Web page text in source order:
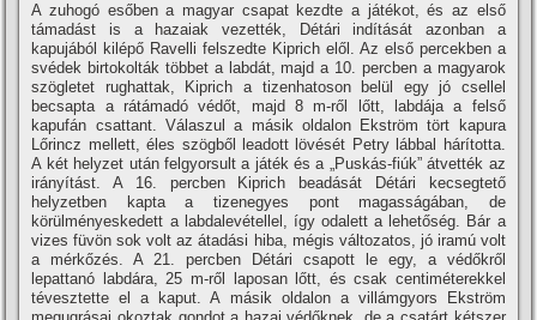
A zuhogó esőben a magyar csapat kezdte a játékot, és az első
támadást is a hazaiak vezették, Détári indí­tását azonban a
kapujából kilépő Ravelli felszedte Kiprich elől. Az első percekben a
svédek birtokolták többet a labdát, majd a 10. percben a magyarok
szögletet rughattak, Kiprich a tizenhatoson belül egy jó csellel
becsapta a rátámadó védőt, majd 8 m-ről lőtt, labdája a felső
kapufán csattant. Válaszul a másik oldalon Ekström tört kapura
Lőrincz mellett, éles szögből leadott lövését Petry lábbal hárí­totta.
A két helyzet után felgyorsult a játék és a „Puskás-fiúk” átvették az
irányí­tást. A 16. percben Kiprich beadását Détári kecsegtető
helyzetben kapta a tizenegyes pont magasságában, de
körülményeskedett a labdalevétellel, í­gy odalett a lehetőség. Bár a
vizes füvön sok volt az átadási hiba, mégis változatos, jó iramú volt
a mérkőzés. A 21. percben Détári csapott le egy, a védőkről
lepattanó labdára, 25 m-ről laposan lőtt, és csak centiméterekkel
tévesztette el a kaput. A másik oldalon a villámgyors Ekström